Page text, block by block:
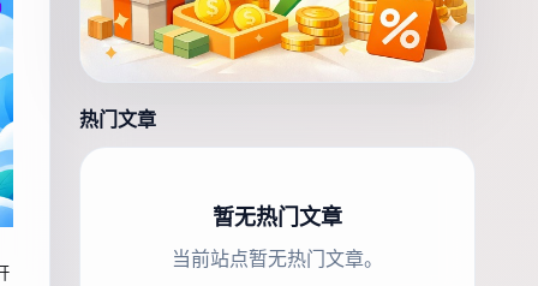
热门文章
暂无热门文章
当前站点暂无热门文章。